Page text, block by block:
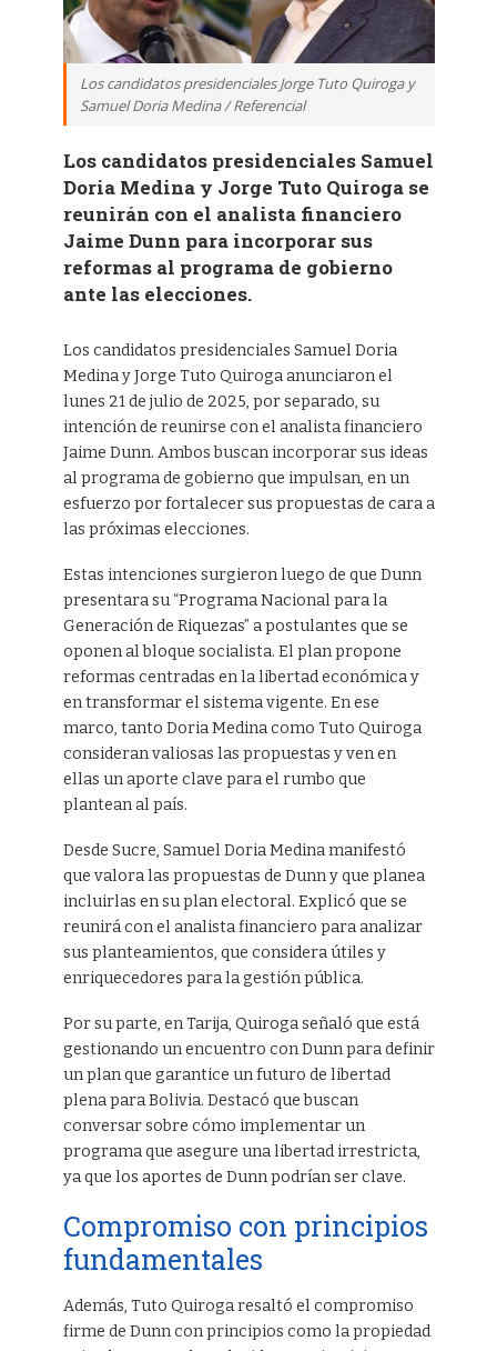
Los candidatos presidenciales Jorge Tuto Quiroga y
Samuel Doria Medina / Referencial
Los candidatos presidenciales Samuel
Doria Medina y Jorge Tuto Quiroga se
reunirán con el analista financiero
Jaime Dunn para incorporar sus
reformas al programa de gobierno
ante las elecciones.
Los candidatos presidenciales Samuel Doria
Medina y Jorge Tuto Quiroga anunciaron el
lunes 21 de julio de 2025, por separado, su
intención de reunirse con el analista financiero
Jaime Dunn. Ambos buscan incorporar sus ideas
al programa de gobierno que impulsan, en un
esfuerzo por fortalecer sus propuestas de cara a
las próximas elecciones.
Estas intenciones surgieron luego de que Dunn
presentara su “Programa Nacional para la
Generación de Riquezas” a postulantes que se
oponen al bloque socialista. El plan propone
reformas centradas en la libertad económica y
en transformar el sistema vigente. En ese
marco, tanto Doria Medina como Tuto Quiroga
consideran valiosas las propuestas y ven en
ellas un aporte clave para el rumbo que
plantean al país.
Desde Sucre, Samuel Doria Medina manifestó
que valora las propuestas de Dunn y que planea
incluirlas en su plan electoral. Explicó que se
reunirá con el analista financiero para analizar
sus planteamientos, que considera útiles y
enriquecedores para la gestión pública.
Por su parte, en Tarija, Quiroga señaló que está
gestionando un encuentro con Dunn para definir
un plan que garantice un futuro de libertad
plena para Bolivia. Destacó que buscan
conversar sobre cómo implementar un
programa que asegure una libertad irrestricta,
ya que los aportes de Dunn podrían ser clave.
Compromiso con principios
fundamentales
Además, Tuto Quiroga resaltó el compromiso
firme de Dunn con principios como la propiedad